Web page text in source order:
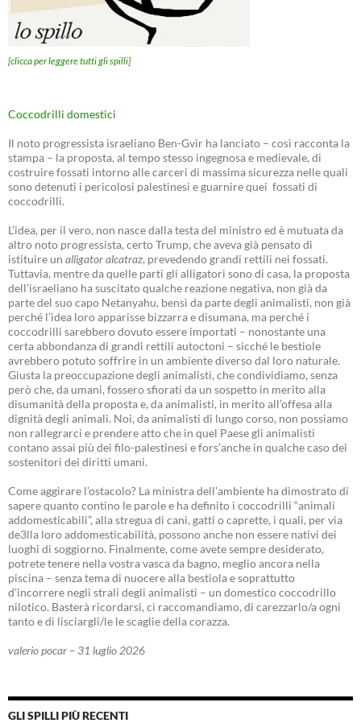
[clicca per leggere tutti gli spilli]
Coccodrilli domestici
Il noto progressista israeliano Ben-Gvir ha lanciato – così racconta la
stampa – la proposta, al tempo stesso ingegnosa e medievale, di
costruire fossati intorno alle carceri di massima sicurezza nelle quali
sono detenuti i pericolosi palestinesi e guarnire quei fossati di
coccodrilli.
L’idea, per il vero, non nasce dalla testa del ministro ed è mutuata da
altro noto progressista, certo Trump, che aveva già pensato di
istituire un alligator alcatraz, prevedendo grandi rettili nei fossati.
Tuttavia, mentre da quelle parti gli alligatori sono di casa, la proposta
dell’israeliano ha suscitato qualche reazione negativa, non già da
parte del suo capo Netanyahu, bensì da parte degli animalisti, non già
perché l’idea loro apparisse bizzarra e disumana, ma perché i
coccodrilli sarebbero dovuto essere importati – nonostante una
certa abbondanza di grandi rettili autoctoni – sicché le bestiole
avrebbero potuto soffrire in un ambiente diverso dal loro naturale.
Giusta la preoccupazione degli animalisti, che condividiamo, senza
però che, da umani, fossero sfiorati da un sospetto in merito alla
disumanità della proposta e, da animalisti, in merito all’offesa alla
dignità degli animali. Noi, da animalisti di lungo corso, non possiamo
non rallegrarci e prendere atto che in quel Paese gli animalisti
contano assai più dei filo-palestinesi e fors’anche in qualche caso dei
sostenitori dei diritti umani.
Come aggirare l’ostacolo? La ministra dell’ambiente ha dimostrato di
sapere quanto contino le parole e ha definito i coccodrilli “animali
addomesticabili”, alla stregua di cani, gatti o caprette, i quali, per via
de3lla loro addomesticabilità, possono anche non essere nativi dei
luoghi di soggiorno. Finalmente, come avete sempre desiderato,
potrete tenere nella vostra vasca da bagno, meglio ancora nella
piscina – senza tema di nuocere alla bestiola e soprattutto
d’incorrere negli strali degli animalisti – un domestico coccodrillo
nilotico. Basterà ricordarsi, ci raccomandiamo, di carezzarlo/a ogni
tanto e di lisciargli/le le scaglie della corazza.
valerio pocar – 31 luglio 2026
GLI SPILLI PIÙ RECENTI